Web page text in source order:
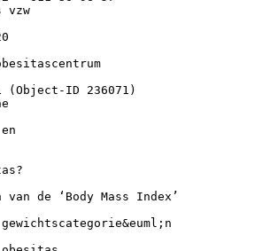
vzw
ID 236071)
de ‘Body Mass Index’